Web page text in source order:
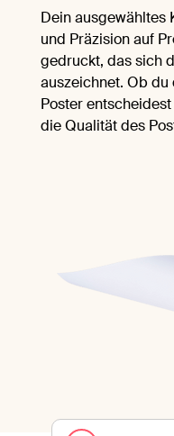
Dein ausgewähltes
und Präzision auf
gedruckt, das sich
auszeichnet. Ob
Poster
die Qualität des